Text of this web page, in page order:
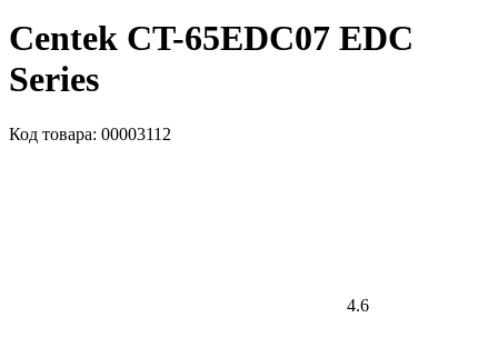
Centek CT-65EDC07 EDC
Series
Код товара: 00003112
4.6